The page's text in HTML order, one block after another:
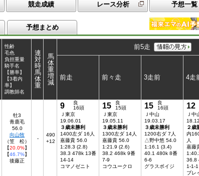
競走成績 レース分析 予想一覧
予想まとめ
性齢
毛色
負担重量
騎手名
【勝率】
【3着内
率】
調教師名
連
対
時
馬
体
重
馬
体
重
増
減
前5走
前走 前々走 3走前 4走
牡3
青鹿毛
56.0
向山牧
（笠 松）
【20.0%】
【46.7%】
後藤正
-
490
+12
9
良
16頭
Ｊ東京
19.06.01
３歳未勝利
1400左ダ 16人
嘉藤貴 56.0
1:28.3 (2.8)
38.3 478k 13番
14-14
コマノゼニト
15
良
15頭
Ｊ東京
19.05.11
３歳未勝利
1300左ダ 14人
嘉藤貴 56.0
1:21.9 (2.6)
38.2 468k 9番
7-9
コウユークロ
15
良
16頭
Ｊ中山
19.03.17
３歳未勝利
1200右ダ 7人
△野中悠 54.0
1:16.1 (3.4)
40.1 480k 8番
6-6
グラスボイジ
12
Ｊ中
２歳
内
人
嘉藤
36.8
1-1-1
ブレ